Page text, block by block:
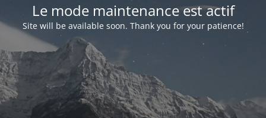
Le mode maintenance est actif
Site will be available soon. Thank you for your patience!